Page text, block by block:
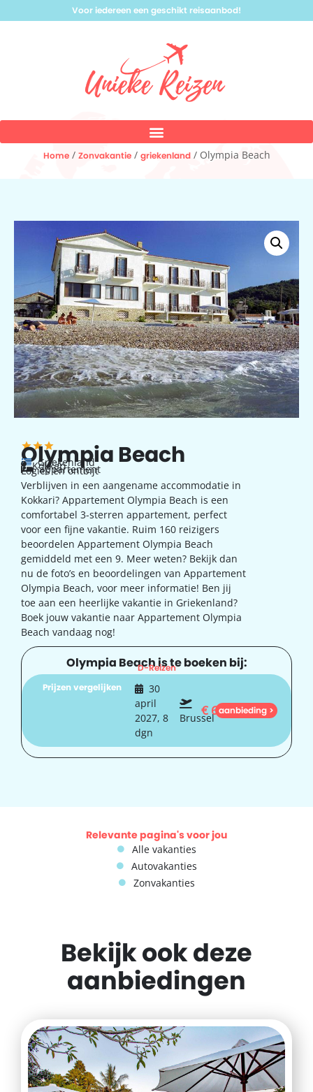
Voor iedereen een geschikt reisaanbod!
Home/ Zonvakantie/ griekenland/ Olympia Beach
Olympia Beach
Griekenland
Kokkari
appartement
Logies en ontbijt
Verblijven in een aangename accommodatie in
Kokkari? Appartement Olympia Beach is een
comfortabel 3-sterren appartement, perfect
voor een fijne vakantie. Ruim 160 reizigers
beoordelen Appartement Olympia Beach
gemiddeld met een 9. Meer weten? Bekijk dan
nu de foto’s en beoordelingen van Appartement
Olympia Beach, voor meer informatie! Ben jij
toe aan een heerlijke vakantie in Griekenland?
Boek jouw vakantie naar Appartement Olympia
Beach vandaag nog!
Olympia Beach is te boeken bij:
D-Reizen
Prijzen vergelijken
30
april
2027, 8
dgn
Brussel
€ 633
aanbieding >
Relevante pagina's voor jou
Alle vakanties
Autovakanties
Zonvakanties
Bekijk ook deze
aanbiedingen